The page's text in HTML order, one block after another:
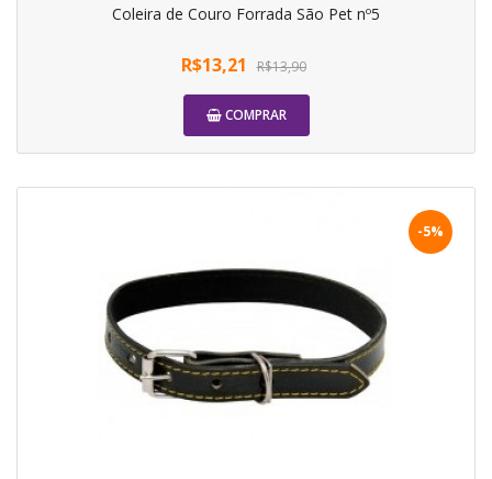
Coleira de Couro Forrada São Pet nº5
R$13,21 R$13,90
COMPRAR
-5%